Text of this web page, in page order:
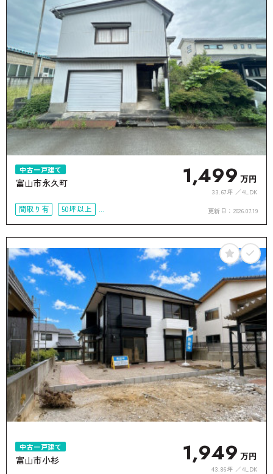
中古一戸建て
富山市永久町 1,499 万円
33.67坪 4LDK
間取り有
50坪以上
更新日： 2026.07.19
中古一戸建て
富山市小杉 1,949 万円
43.86坪 4LDK